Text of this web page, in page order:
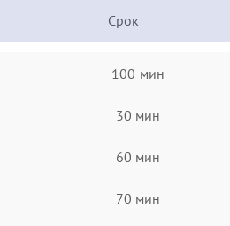
Срок
100 мин
30 мин
60 мин
70 мин